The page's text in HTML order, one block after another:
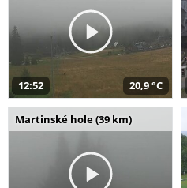
12:52 20,9 °C
Martinské hole (39 km)